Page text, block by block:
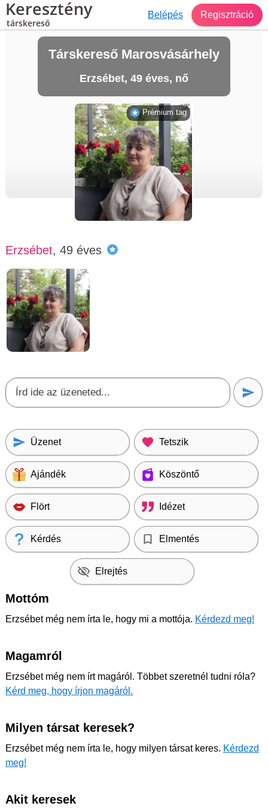
Keresztény
társkereső
Belépés Regisztráció
Társkereső Marosvásárhely
Erzsébet, 49 éves, nő
Erzsébet, 49 éves
Üzenet Tetszik
Ajándék Köszöntő
Flört Idézet
Kérdés Elmentés
Elrejtés
Mottóm
Erzsébet még nem írta le, hogy mi a mottója. Kérdezd meg!
Magamról
Erzsébet még nem írt magáról. Többet szeretnél tudni róla?
Kérd meg, hogy írjon magáról.
Milyen társat keresek?
Erzsébet még nem írta le, hogy milyen társat keres. Kérdezd
meg!
Akit keresek
Prémium tag